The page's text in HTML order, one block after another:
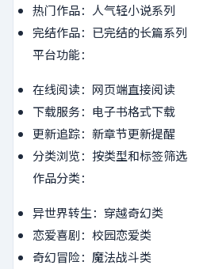
热门作品：人气轻小说系列
完结作品：已完结的长篇系列
平台功能：
在线阅读：网页端直接阅读
下载服务：电子书格式下载
更新追踪：新章节更新提醒
分类浏览：按类型和标签筛选
作品分类：
异世界转生：穿越奇幻类
恋爱喜剧：校园恋爱类
奇幻冒险：魔法战斗类